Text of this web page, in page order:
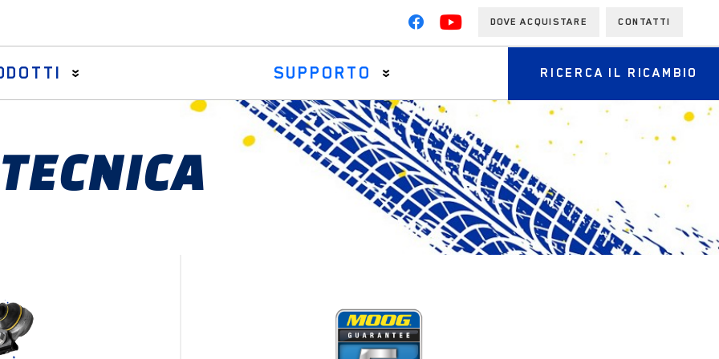
DOVE ACQUISTARE CONTATTI
Tiranti assiali di qualità
Barre sterzo e bracci centrali di qualità
SUPPORTO RICERCA IL RICAMBIO